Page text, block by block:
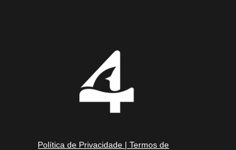
Política de Privacidade | Termos de